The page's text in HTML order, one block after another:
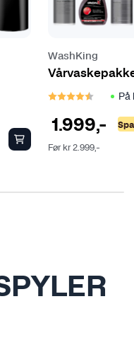
WashKing
Karakter: 4.5
På
1.999,-
Førkr2.999,-